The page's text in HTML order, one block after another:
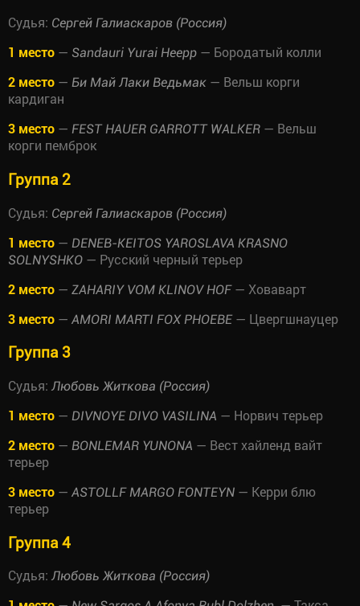
Судья: Сергей Галиаскаров (Россия)
1 место — Sandauri Yurai Heepp — Бородатый колли
2 место — Би Май Лаки Ведьмак — Вельш корги
кардиган
3 место — FEST HAUER GARROTT WALKER — Вельш
корги пемброк
Группа 2
Судья: Сергей Галиаскаров (Россия)
1 место — DENEB-KEITOS YAROSLAVA KRASNO
SOLNYSHKO — Русский черный терьер
2 место — ZAHARIY VOM KLINOV HOF— Ховаварт
3 место — AMORI MARTI FOX PHOEBE — Цвергшнауцер
Группа 3
Судья: Любовь Житкова (Россия)
1 место — DIVNOYE DIVO VASILINA — Норвич терьер
2 место — BONLEMAR YUNONA — Вест хайленд вайт
терьер
3 место — ASTOLLF MARGO FONTEYN — Керри блю
терьер
Группа 4
Судья: Любовь Житкова (Россия)